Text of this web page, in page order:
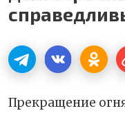
Прекращение